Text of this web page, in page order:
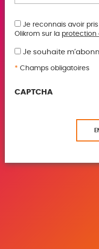
RGPD
*
Je reconnais avoir
Olikrom sur la protection
Je souhaite
* Champs obligatoires
CAPTCHA